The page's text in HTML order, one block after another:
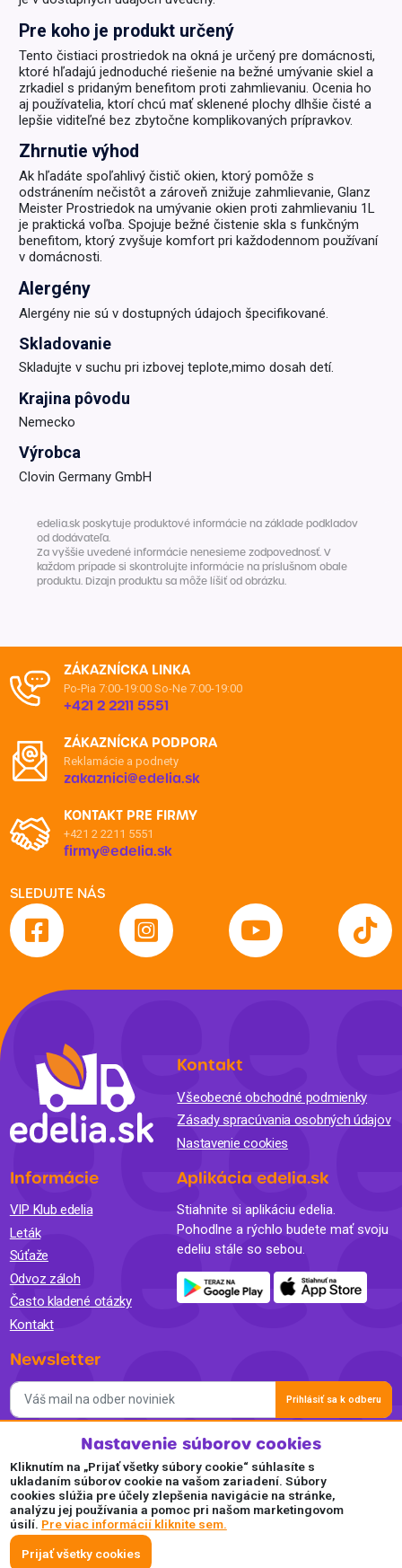
Pre koho je produkt určený
Tento čistiaci prostriedok na okná je určený pre domácnosti,
ktoré hľadajú jednoduché riešenie na bežné umývanie skiel a
zrkadiel s pridaným benefitom proti zahmlievaniu. Ocenia ho
aj používatelia, ktorí chcú mať sklenené plochy dlhšie čisté a
lepšie viditeľné bez zbytočne komplikovaných prípravkov.
Zhrnutie výhod
Ak hľadáte spoľahlivý čistič okien, ktorý pomôže s
odstránením nečistôt a zároveň znižuje zahmlievanie, Glanz
Meister Prostriedok na umývanie okien proti zahmlievaniu 1L
je praktická voľba. Spojuje bežné čistenie skla s funkčným
benefitom, ktorý zvyšuje komfort pri každodennom používaní
v domácnosti.
Alergény
Alergény nie sú v dostupných údajoch špecifikované.
Skladovanie
Skladujte v suchu pri izbovej teplote,mimo dosah detí.
Krajina pôvodu
Nemecko
Výrobca
Clovin Germany GmbH
edelia.sk poskytuje produktové informácie na základe podkladov
od dodávateľa.
Za vyššie uvedené informácie nenesieme zodpovednosť. V
každom prípade si skontrolujte informácie na príslušnom obale
produktu. Dizajn produktu sa môže líšiť od obrázku.
ZÁKAZNÍCKA LINKA
Po-Pia 7:00-19:00 So-Ne 7:00-19:00
+421 2 2211 5551
ZÁKAZNÍCKA PODPORA
Reklamácie a podnety
zakaznici@edelia.sk
KONTAKT PRE FIRMY
+421 2 2211 5551
firmy@edelia.sk
SLEDUJTE NÁS
Kontakt
Všeobecné obchodné podmienky
Zásady spracúvania osobných údajov
Nastavenie cookies
Informácie
VIP Klub edelia
Leták
Súťaže
Odvoz záloh
Často kladené otázky
Kontakt
Aplikácia edelia.sk
Stiahnite si aplikáciu edelia.
Pohodlne a rýchlo budete mať svoju
edeliu stále so sebou.
Newsletter
Prihlásiť sa k odberu
Súhlasím so spracovaním osobných údajov a so zasielaním
newslettra na marketingové účely a oboznámil som sa so
Zásadami ochrany osobných údajov.
Akceptujeme
Plaťte pohodlne a bezpečne online.
Nastavenie súborov cookies
Kliknutím na „Prijať všetky súbory cookie“ súhlasíte s
ukladaním súborov cookie na vašom zariadení. Súbory
cookies slúžia pre účely zlepšenia navigácie na stránke,
analýzu jej používania a pomoc pri našom marketingovom
úsilí. Pre viac informácií kliknite sem.
Prijať všetky cookies